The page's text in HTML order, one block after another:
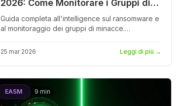
2026: Come Monitorare i Gruppi di
Minacce e Proteggere la Tua
Organizzazione
Guida completa all'intelligence sul ransomware e
al monitoraggio dei gruppi di minacce.
come funzionano i siti di leak, le mappature
MITRE ATT&CK, il monitoraggio delle vittime e
200 gruppi ransomware attivi.
25 mar 2026 Leggi di più →
EASM 9 min